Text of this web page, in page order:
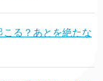
こる？あとを絶たな